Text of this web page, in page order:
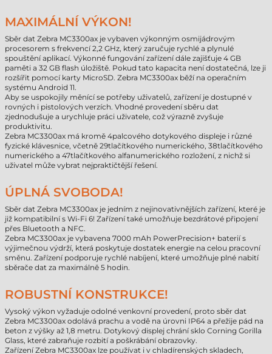
MAXIMÁLNÍ VÝKON!
Sběr dat Zebra MC3300ax je vybaven výkonným osmijádrovým
procesorem s frekvencí 2,2 GHz, který zaručuje rychlé a plynulé
spouštění aplikací. Výkonné fungování zařízení dále zajišťuje 4 GB
paměti a 32 GB flash úložiště. Pokud tato kapacita není dostatečná, lze ji
rozšířit pomocí karty MicroSD. Zebra MC3300ax běží na operačním
systému Android 11.
Aby se uspokojily měnící se potřeby uživatelů, zařízení je dostupné v
rovných i pistolových verzích. Vhodné provedení sběru dat
zjednodušuje a urychluje práci uživatele, což výrazně zvyšuje
produktivitu.
Zebra MC3300ax má kromě 4palcového dotykového displeje i různé
fyzické klávesnice, včetně 29tlačítkového numerického, 38tlačítkového
numerického a 47tlačítkového alfanumerického rozložení, z nichž si
uživatel může vybrat nejpraktičtější řešení.
ÚPLNÁ SVOBODA!
Sběr dat Zebra MC3300ax je jedním z nejinovativnějších zařízení, které je
již kompatibilní s Wi-Fi 6! Zařízení také umožňuje bezdrátové připojení
přes Bluetooth a NFC.
Zebra MC3300ax je vybavena 7000 mAh PowerPrecision+ baterií s
výjimečnou výdrží, která poskytuje dostatek energie na celou pracovní
směnu. Zařízení podporuje rychlé nabíjení, které umožňuje plné nabití
sběrače dat za maximálně 5 hodin.
ROBUSTNÍ KONSTRUKCE!
Vysoký výkon vyžaduje odolné venkovní provedení, proto sběr dat
Zebra MC3300ax odolává prachu a vodě na úrovni IP64 a přežije pád na
beton z výšky až 1,8 metru. Dotykový displej chrání sklo Corning Gorilla
Glass, které zabraňuje rozbití a poškrábání obrazovky.
Zařízení Zebra MC3300ax lze používat i v chladírenských skladech,